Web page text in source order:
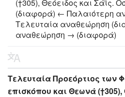
(†305), Θεόειδος και Σάϊς.
(διαφορά) ← Παλαιότερη
Τελευταία αναθεώρηση
αναθεώρηση → (διαφορά)
Τελευταία Προεόρτιος των
επισκόπου και Θεωνά (†305),